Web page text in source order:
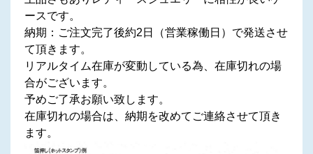
ースです。
納期：ご注文完了後約2日（営業稼働日）で発送させ
て頂きます。
リアルタイム在庫が変動している為、在庫切れの場
合がございます。
予めご了承お願い致します。
在庫切れの場合は、納期を改めてご連絡させて頂き
ます。